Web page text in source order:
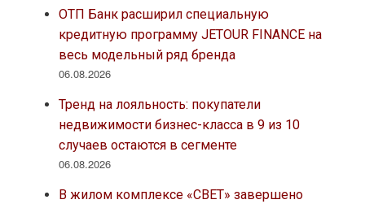
ОТП Банк расширил специальную
кредитную программу JETOUR FINANCE на
весь модельный ряд бренда
06.08.2026
Тренд на лояльность: покупатели
недвижимости бизнес-класса в 9 из 10
случаев остаются в сегменте
06.08.2026
В жилом комплексе «СВЕТ» завершено